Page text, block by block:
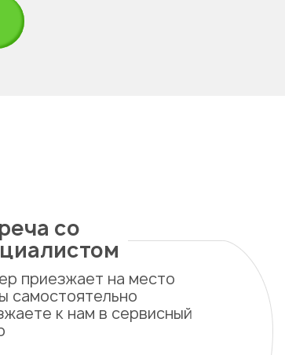
со
приезжает на место
самостоятельно
к нам в сервисный